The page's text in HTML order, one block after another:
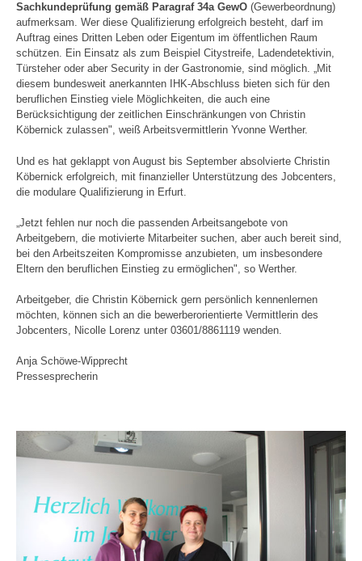
Sachkundeprüfung gemäß Paragraf 34a GewO (Gewerbeordnung)
aufmerksam. Wer diese Qualifizierung erfolgreich besteht, darf im
Auftrag eines Dritten Leben oder Eigentum im öffentlichen Raum
schützen. Ein Einsatz als zum Beispiel Citystreife, Ladendetektivin,
Türsteher oder aber Security in der Gastronomie, sind möglich. „Mit
diesem bundesweit anerkannten IHK-Abschluss bieten sich für den
beruflichen Einstieg viele Möglichkeiten, die auch eine
Berücksichtigung der zeitlichen Einschränkungen von Christin
Köbernick zulassen", weiß Arbeitsvermittlerin Yvonne Werther.
Und es hat geklappt von August bis September absolvierte Christin
Köbernick erfolgreich, mit finanzieller Unterstützung des Jobcenters,
die modulare Qualifizierung in Erfurt.
„Jetzt fehlen nur noch die passenden Arbeitsangebote von
Arbeitgebern, die motivierte Mitarbeiter suchen, aber auch bereit sind,
bei den Arbeitszeiten Kompromisse anzubieten, um insbesondere
Eltern den beruflichen Einstieg zu ermöglichen", so Werther.
Arbeitgeber, die Christin Köbernick gern persönlich kennenlernen
möchten, können sich an die bewerberorientierte Vermittlerin des
Jobcenters, Nicolle Lorenz unter 03601/8861119 wenden.
Anja Schöwe-Wipprecht
Pressesprecherin